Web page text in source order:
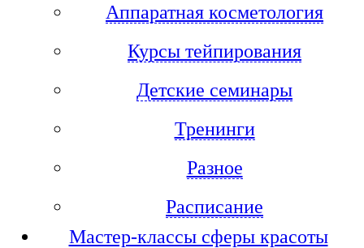
Аппаратная косметология
Курсы тейпирования
Детские семинары
Тренинги
Разное
Расписание
Мастер-классы сферы красоты